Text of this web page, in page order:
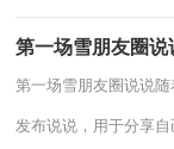
第一场雪朋友圈说
第一场雪朋友圈说说
发布说说，用于分享